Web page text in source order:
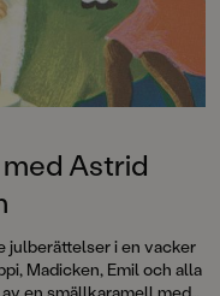
Astrid
julberättelser i en vacker
Madicken, Emil och alla